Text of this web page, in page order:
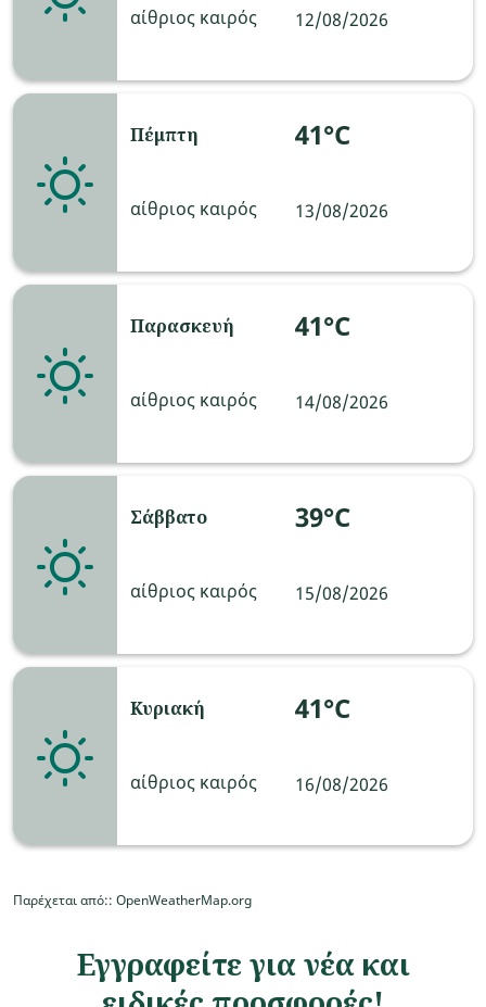
αίθριος καιρός 12/08/2026
Πέμπτη
αίθριος καιρός
41°C
13/08/2026
Παρασκευή
αίθριος καιρός
41°C
14/08/2026
Σάββατο
αίθριος καιρός
39°C
15/08/2026
Κυριακή
αίθριος καιρός
41°C
16/08/2026
Παρέχεται από:: OpenWeatherMap.org
Εγγραφείτε για νέα και